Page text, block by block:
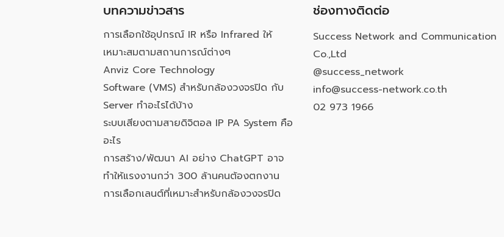
บทความข่าวสาร
การเลือกใช้อุปกรณ์ IR หรือ Infrared ให้
เหมาะสมตามสถานการณ์ต่างๆ
Anviz Core Technology
Software (VMS) สำหรับกล้องวงจรปิด กับ
Server ทำอะไรได้บ้าง
ระบบเสียงตามสายดิจิตอล IP PA System คือ
อะไร
การสร้าง/พัฒนา AI อย่าง ChatGPT อาจ
ทำให้แรงงานกว่า 300 ล้านคนต้องตกงาน
การเลือกเลนต์ที่เหมาะสำหรับกล้องวงจรปิด
ช่องทางติดต่อ
Success Network and Communication
Co.,Ltd
@success_network
info@success-network.co.th
02 973 1966